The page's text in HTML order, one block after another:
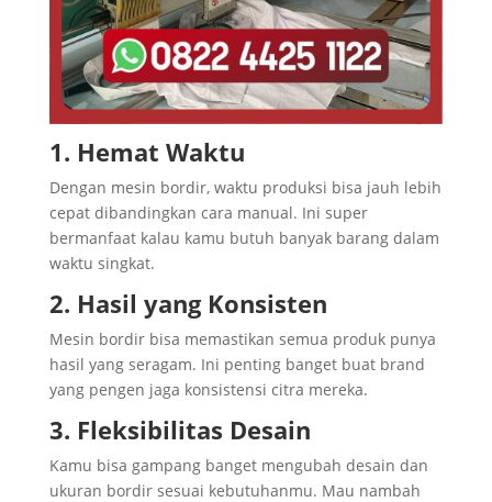
1. Hemat Waktu
Dengan mesin bordir, waktu produksi bisa jauh lebih
cepat dibandingkan cara manual. Ini super
bermanfaat kalau kamu butuh banyak barang dalam
waktu singkat.
2. Hasil yang Konsisten
Mesin bordir bisa memastikan semua produk punya
hasil yang seragam. Ini penting banget buat brand
yang pengen jaga konsistensi citra mereka.
3. Fleksibilitas Desain
Kamu bisa gampang banget mengubah desain dan
ukuran bordir sesuai kebutuhanmu. Mau nambah